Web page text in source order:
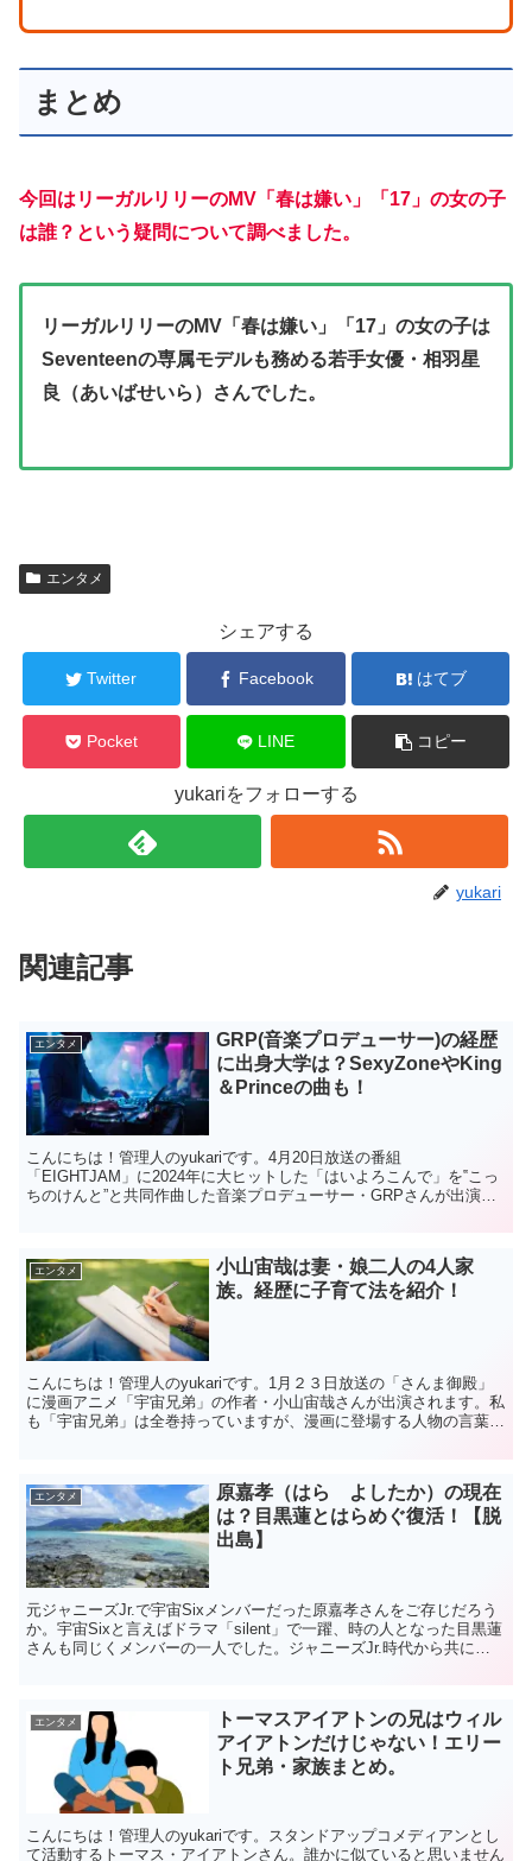
まとめ
今回はリーガルリリーのMV「春は嫌い」「17」の女の子
は誰？という疑問について調べました。
リーガルリリーのMV「春は嫌い」「17」の女の子は
Seventeenの専属モデルも務める若手女優・相羽星
良（あいばせいら）さんでした。
エンタメ
シェアする
Twitter Facebook はてブ
Pocket LINE コピー
yukariをフォローする
yukari
関連記事
エンタメ
GRP(音楽プロデューサー)の経歴
に出身大学は？SexyZoneやKing
＆Princeの曲も！
こんにちは！管理人のyukariです。4月20日放送の番組
「EIGHTJAM」に2024年に大ヒットした「はいよろこんで」を‟こっ
ちのけんと”と共同作曲した音楽プロデューサー・GRPさんが出演さ
エンタメ
小山宙哉は妻・娘二人の4人家
族。経歴に子育て法を紹介！
こんにちは！管理人のyukariです。1月２３日放送の「さんま御殿」
に漫画アニメ「宇宙兄弟」の作者・小山宙哉さんが出演されます。私
も「宇宙兄弟」は全巻持っていますが、漫画に登場する人物の言葉に
エンタメ
原嘉孝（はら よしたか）の現在
は？目黒蓮とはらめぐ復活！【脱
出島】
元ジャニーズJr.で宇宙Sixメンバーだった原嘉孝さんをご存じだろう
か。宇宙Sixと言えばドラマ「silent」で一躍、時の人となった目黒蓮
さんも同じくメンバーの一人でした。ジャニーズJr.時代から共に過
エンタメ
トーマスアイアトンの兄はウィル
アイアトンだけじゃない！エリー
ト兄弟・家族まとめ。
こんにちは！管理人のyukariです。スタンドアップコメディアンとし
て活動するトーマス・アイアトンさん。誰かに似ていると思いません